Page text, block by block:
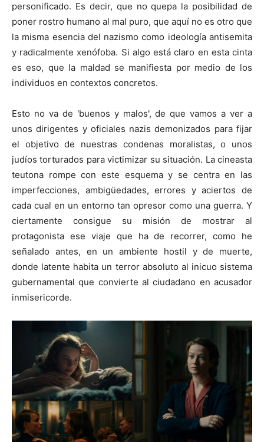
personificado. Es decir, que no quepa la posibilidad de
poner rostro humano al mal puro, que aquí no es otro que
la misma esencia del nazismo como ideología antisemita
y radicalmente xenófoba. Si algo está claro en esta cinta
es eso, que la maldad se manifiesta por medio de los
individuos en contextos concretos.
Esto no va de 'buenos y malos', de que vamos a ver a
unos dirigentes y oficiales nazis demonizados para fijar
el objetivo de nuestras condenas moralistas, o unos
judíos torturados para victimizar su situación. La cineasta
teutona rompe con este esquema y se centra en las
imperfecciones, ambigüedades, errores y aciertos de
cada cual en un entorno tan opresor como una guerra. Y
ciertamente consigue su misión de mostrar al
protagonista ese viaje que ha de recorrer, como he
señalado antes, en un ambiente hostil y de muerte,
donde latente habita un terror absoluto al inicuo sistema
gubernamental que convierte al ciudadano en acusador
inmisericorde.